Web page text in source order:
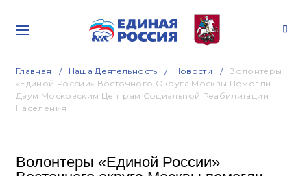
Главная Наша Деятельность Новости
Волонтеры
«Единой России» Восточного Округа Москвы Помогли
Двум Московским Центрам Социальной Реабилитации
Населения
Волонтеры «Единой России»